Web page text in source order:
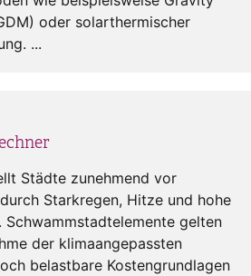
oder solarthermischer
...
Städte zunehmend vor
Starkregen, Hitze und hohe
Schwammstadtelemente gelten
der klimaangepassten
belastbare Kostengrundlagen